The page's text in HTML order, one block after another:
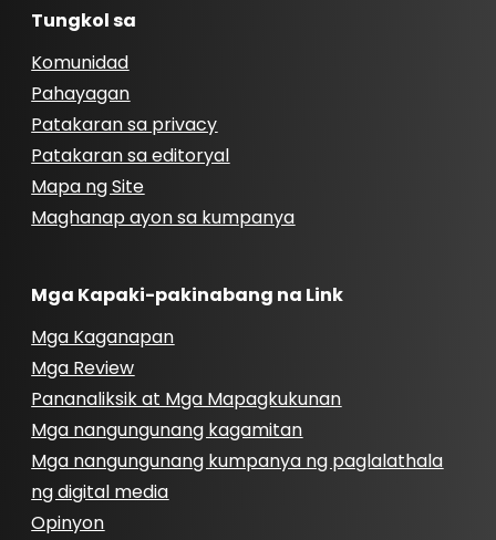
Tungkol sa
Komunidad
Pahayagan
Patakaran sa privacy
Patakaran sa editoryal
Mapa ng Site
Maghanap ayon sa kumpanya
Mga Kapaki-pakinabang na Link
Mga Kaganapan
Mga Review
Pananaliksik at Mga Mapagkukunan
Mga nangungunang kagamitan
Mga nangungunang kumpanya ng paglalathala
ng digital media
Opinyon